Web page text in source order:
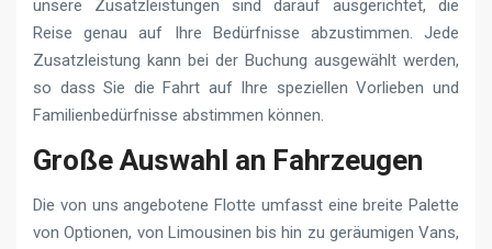
unsere Zusatzleistungen sind darauf ausgerichtet, die
Reise genau auf Ihre Bedürfnisse abzustimmen. Jede
Zusatzleistung kann bei der Buchung ausgewählt werden,
so dass Sie die Fahrt auf Ihre speziellen Vorlieben und
Familienbedürfnisse abstimmen können.
Große Auswahl an Fahrzeugen
Die von uns angebotene Flotte umfasst eine breite Palette
von Optionen, von Limousinen bis hin zu geräumigen Vans,